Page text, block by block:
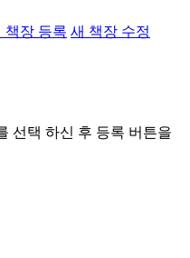
책장 등록 새 책장 수정
선택 하신 후 등록 버튼을